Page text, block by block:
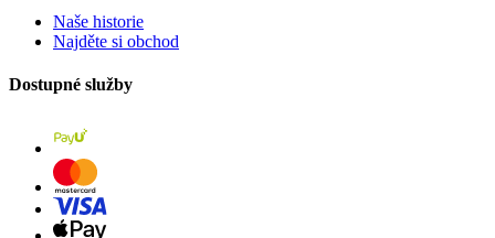
Naše historie
Najděte si obchod
Dostupné služby